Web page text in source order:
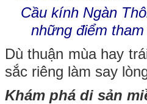
Cầu kính Ngàn
những điểm
Dù thuận mùa hay
sắc riêng làm say
Khám phá di sản